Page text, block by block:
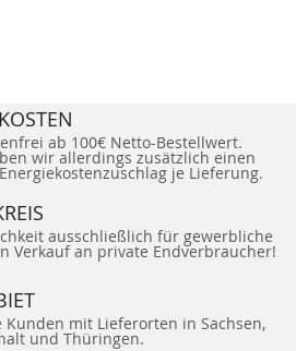
ab 100€ Netto-Bestellwert.
wir allerdings zusätzlich einen
je Lieferung.
ausschließlich für gewerbliche
Verkauf an private Endverbraucher!
Kunden mit Lieferorten in Sachsen,
und Thüringen.